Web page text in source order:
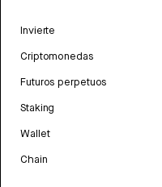
Invierte
Criptomonedas
Futuros perpetuos
Staking
Wallet
Chain